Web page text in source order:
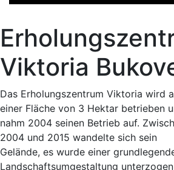
Viktoria
Das Erholungszentrum Viktoria wird
einer Fläche von 3 Hektar betrieben
nahm 2004 seinen Betrieb auf.
2004 und 2015 wandelte sich sein
Gelände, es wurde einer
Landschaftsumgestaltung